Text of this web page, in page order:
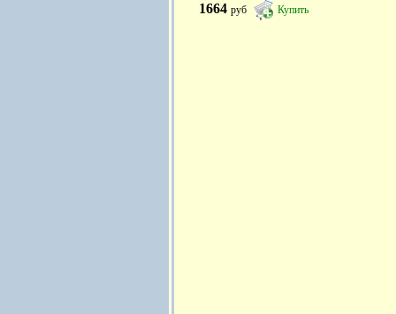
1664 руб Купить